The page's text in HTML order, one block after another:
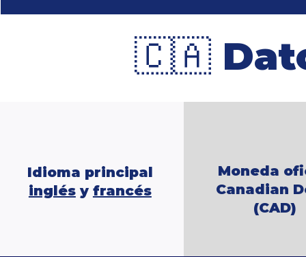
🇨🇦
Idioma principal
inglésy francés
Moneda
Canadian
(CAD)